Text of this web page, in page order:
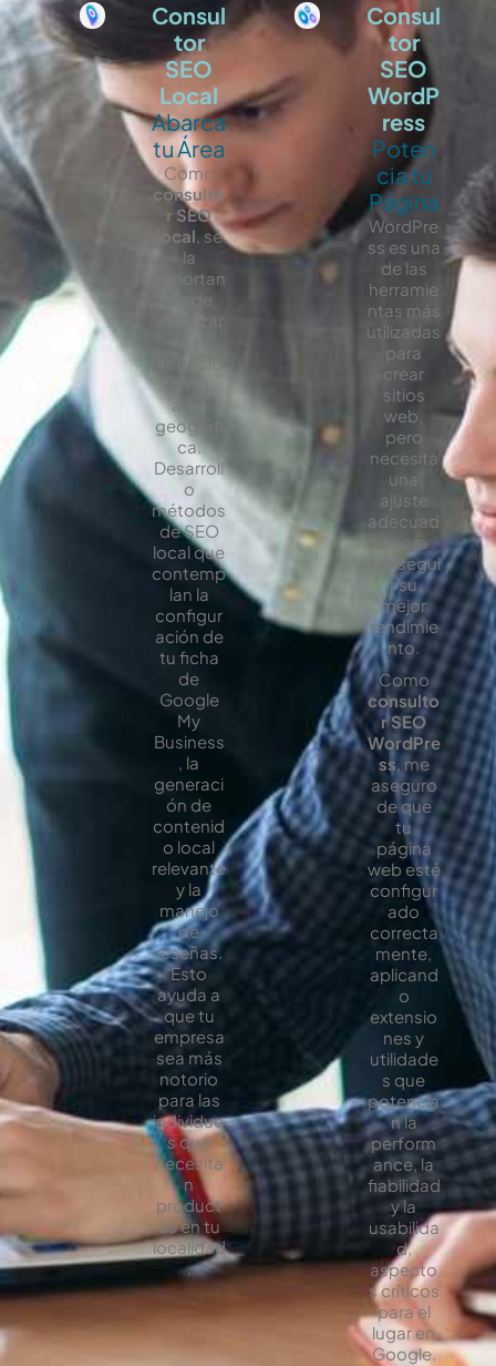
Consul
tor
SEO
Local
Abarca
tu Área
Como
consulto
r SEO
local, sé
la
importan
cia de
visibilizar
área
geográfi
ca.
Desarroll
o
métodos
de SEO
local que
contemp
lan la
configur
ación de
tu ficha
de
Google
My
Business
, la
generaci
ón de
contenid
o local
relevante
y la
manejo
de
reseñas.
Esto
ayuda a
que tu
empresa
sea más
notorio
para las
individuo
s que
necesita
n
product
os en tu
localidad
.
Consul
tor
SEO
WordP
ress
Poten
cia tu
Página
WordPre
ss es una
de las
herramie
ntas más
utilizadas
para
crear
sitios
web,
pero
necesita
una
ajuste
adecuad
a para
consegui
r su
mejor
rendimie
nto.
Como
consulto
r SEO
WordPre
ss, me
aseguro
de que
tu
página
web esté
configur
ado
correcta
mente,
aplicand
o
extensio
nes y
utilidade
s que
potencia
n la
perform
ance, la
fiabilidad
y la
usabilida
d,
aspecto
s críticos
para el
lugar en
Google.